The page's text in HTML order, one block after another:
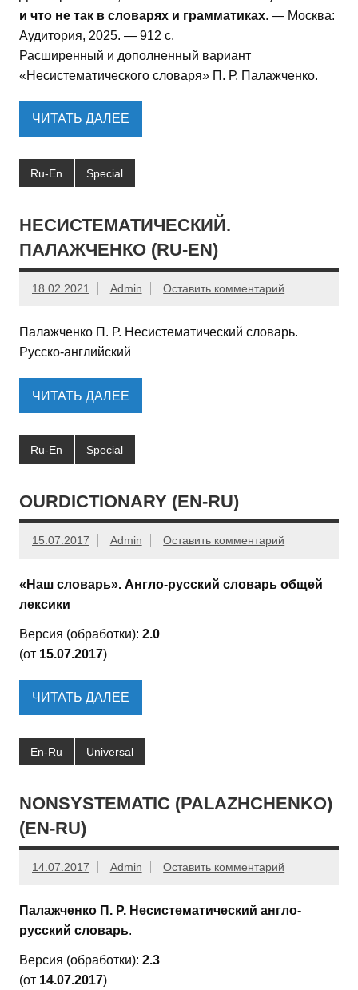
и что не так в словарях и грамматиках. — Москва:
Аудитория, 2025. — 912 с.
Расширенный и дополненный вариант
«Несистематического словаря» П. Р. Палажченко.
ЧИТАТЬ ДАЛЕЕ
Ru-En Special
НЕСИСТЕМАТИЧЕСКИЙ.
ПАЛАЖЧЕНКО (RU-EN)
18.02.2021 Admin Оставить комментарий
Палажченко П. Р. Несистематический словарь.
Русско-английский
ЧИТАТЬ ДАЛЕЕ
Ru-En Special
OURDICTIONARY (EN-RU)
15.07.2017 Admin Оставить комментарий
«Наш словарь». Англо-русский словарь общей
лексики
Версия (обработки): 2.0
(от 15.07.2017)
ЧИТАТЬ ДАЛЕЕ
En-Ru Universal
NONSYSTEMATIC (PALAZHCHENKO)
(EN-RU)
14.07.2017 Admin Оставить комментарий
Палажченко П. Р. Несистематический англо-
русский словарь.
Версия (обработки): 2.3
(от 14.07.2017)